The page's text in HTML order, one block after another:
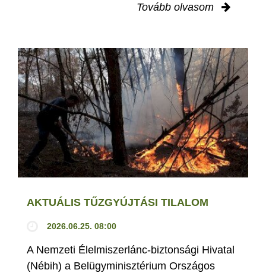
Tovább olvasom
AKTUÁLIS TŰZGYÚJTÁSI TILALOM
2026.06.25. 08:00
A Nemzeti Élelmiszerlánc-biztonsági Hivatal
(Nébih) a Belügyminisztérium Országos